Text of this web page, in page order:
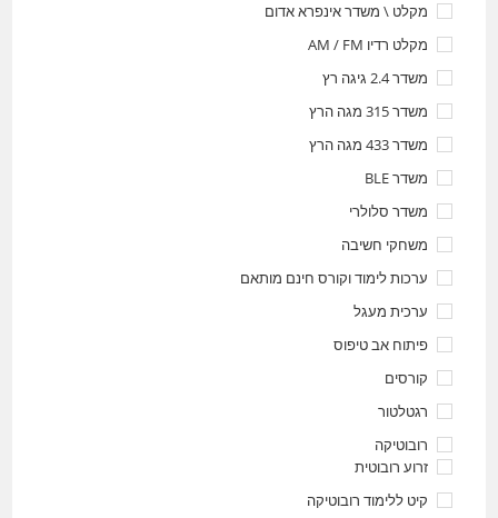
מקלט \ משדר אינפרא אדום
מקלט רדיו AM / FM
משדר 2.4 גיגה רץ
משדר 315 מגה הרץ
משדר 433 מגה הרץ
משדר BLE
משדר סלולרי
משחקי חשיבה
ערכות לימוד וקורס חינם מותאם
ערכית מעגל
פיתוח אב טיפוס
קורסים
רגטלטור
רובוטיקה
זרוע רובוטית
קיט ללימוד רובוטיקה